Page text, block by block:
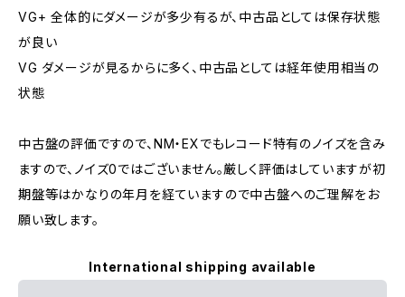
VG+ 全体的にダメージが多少有るが、中古品としては保存状態
が良い
VG ダメージが見るからに多く、中古品としては経年使用相当の
状態
中古盤の評価ですので、NM・EXでもレコード特有のノイズを含み
ますので、ノイズ0ではございません。厳しく評価はしていますが初
期盤等はかなりの年月を経ていますので中古盤へのご理解をお
願い致します。
International shipping available